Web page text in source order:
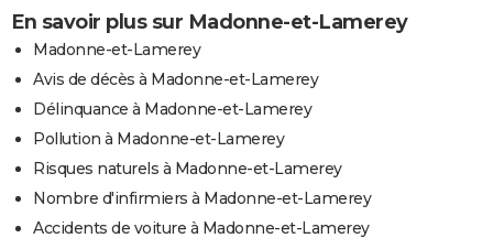
En savoir plus sur Madonne-et-Lamerey
Madonne-et-Lamerey
Avis de décès à Madonne-et-Lamerey
Délinquance à Madonne-et-Lamerey
Pollution à Madonne-et-Lamerey
Risques naturels à Madonne-et-Lamerey
Nombre d'infirmiers à Madonne-et-Lamerey
Accidents de voiture à Madonne-et-Lamerey